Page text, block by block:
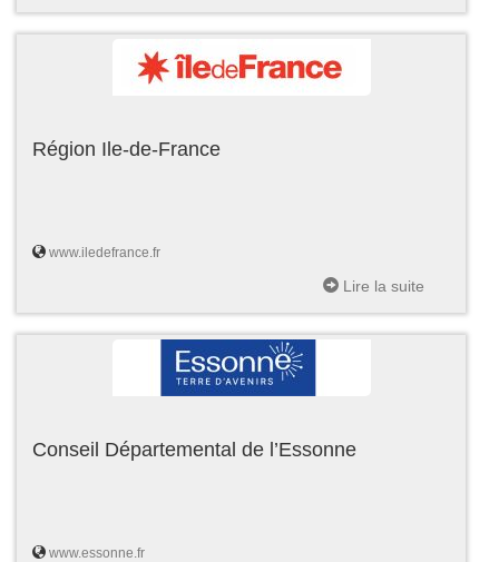
Région Ile-de-France
www.iledefrance.fr
Lire la suite
Conseil Départemental de l’Essonne
www.essonne.fr